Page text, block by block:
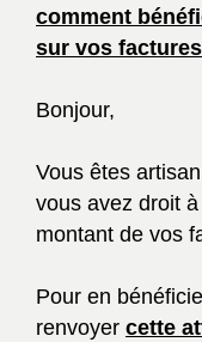
comment
sur vos
Bonjour,
Vous êtes
vous avez droit
montant de vos
Pour en
renvoyer cette